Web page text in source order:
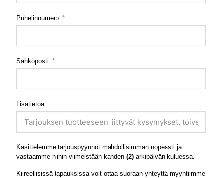
Puhelinnumero
Sähköposti
Lisätietoa
Käsittelemme tarjouspyynnöt mahdollisimman nopeasti ja
vastaamme niihin viimeistään kahden (2) arkipäivän kuluessa.
Kiireellisissä tapauksissa voit ottaa suoraan yhteyttä myyntiimme